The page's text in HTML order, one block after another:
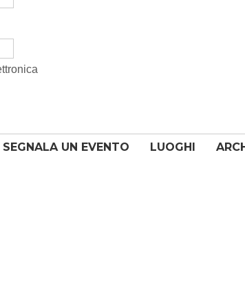
SEGNALA UN EVENTO LUOGHI